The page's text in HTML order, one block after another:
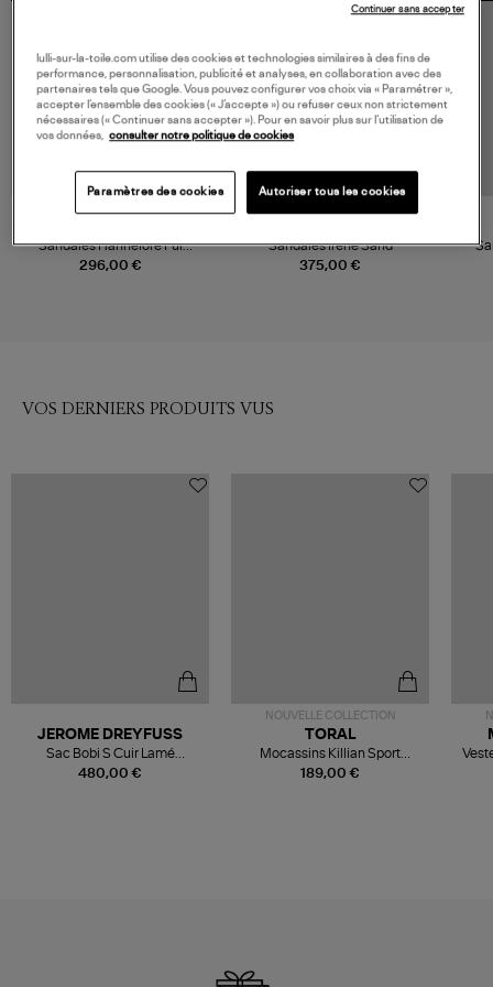
296,00 €
Sandales Hannelore Pul
Naturel Lacia Artemis
375,00 €
Sandales Irene Sand
VOS DERNIERS PRODUITS VUS
480,00 €
JEROME DREYFUSS
Sac Bobi S Cuir Lamé
Champagne
NOUVELLE COLLECTION
189,00 €
TORAL
Mocassins Killian Sport
Mousse
lulli-sur-la-toile.com utilise des cookies et technologies similaires à des fins de
performance, personnalisation, publicité et analyses, en collaboration avec des
partenaires tels que Google. Vous pouvez configurer vos choix via « Paramétrer »,
accepter l’ensemble des cookies (« J’accepte ») ou refuser ceux non strictement
nécessaires (« Continuer sans accepter »). Pour en savoir plus sur l’utilisation de
vos données, consulter notre politique de cookies
Paramètres des cookies Autoriser tous les cookies
Continuer sans accepter